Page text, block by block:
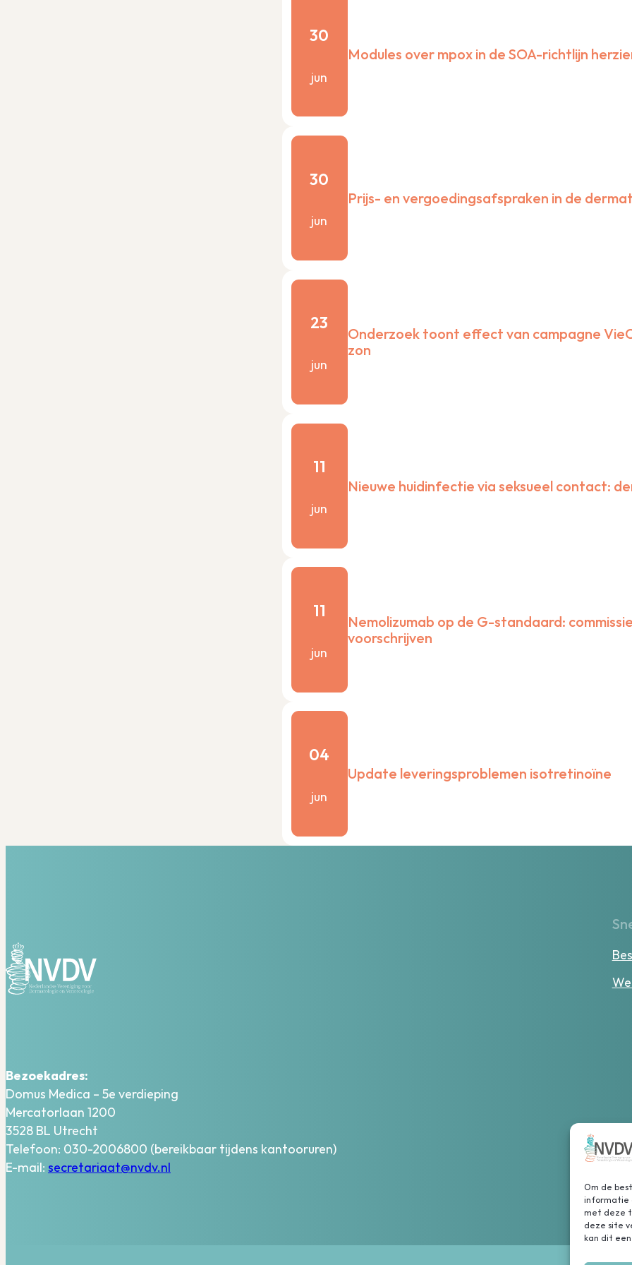
Om de
informatie
met deze
deze site
kan dit
Zoek een artikel
Modules over mpox in de SOA-richtlijn
30
jun
Prijs- en vergoedingsafspraken in de
30
jun
Onderzoek toont effect van campagne
zon
23
jun
Nieuwe huidinfectie via seksueel contact:
11
jun
Nemolizumab op de G-standaard:
voorschrijven
11
jun
Update leveringsproblemen isotretinoïne
04
jun
Bezoekadres:
Domus Medica – 5e verdieping
Mercatorlaan 1200
3528 BL Utrecht
Telefoon: 030-2006800 (bereikbaar tijdens kantooruren)
E-mail: secretariaat@nvdv.nl